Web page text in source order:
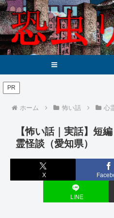
PR
ホーム 怖い話 心
【怖い話｜実話】短
霊怪談（愛知県）
X
LINE